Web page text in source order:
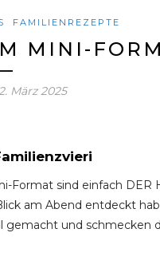
FAMILIENREZEPTE
MINI-
März 2025
Format sind einfach DER
am Abend entdeckt
gemacht und schmecken